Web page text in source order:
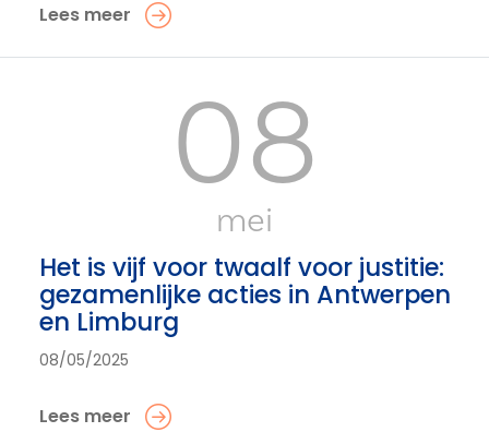
Lees meer
08
mei
Het is vijf voor twaalf voor justitie:
gezamenlijke acties in Antwerpen
en Limburg
08/05/2025
Lees meer